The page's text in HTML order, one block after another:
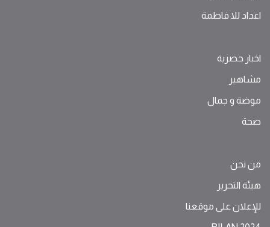
اعداد للا فاطمة
اخبار حصرية
مشاهير
موضة ‫و‬ ‫‬‫جمال‬
صحة
من نحن
هيئة التحرير
للإعلان على موقعنا